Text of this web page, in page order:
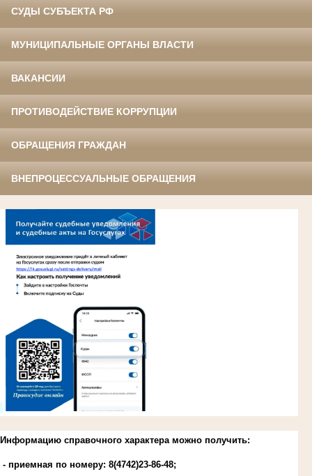
СУДЫ СУБЪЕКТА РФ
МУНИЦИПАЛЬНЫЕ ОРГАНЫ ВЛАСТИ
ВАКАНСИИ
ПРОТИВОДЕЙСТВИЕ КОРРУПЦИИ
ОБРАЩЕНИЯ ГРАЖДАН
ВНЕПРОЦЕССУАЛЬНЫЕ ОБРАЩЕНИЯ
Информацию справочного характера можно получить:
- приемная по номеру: 8(4742)23-86-48;